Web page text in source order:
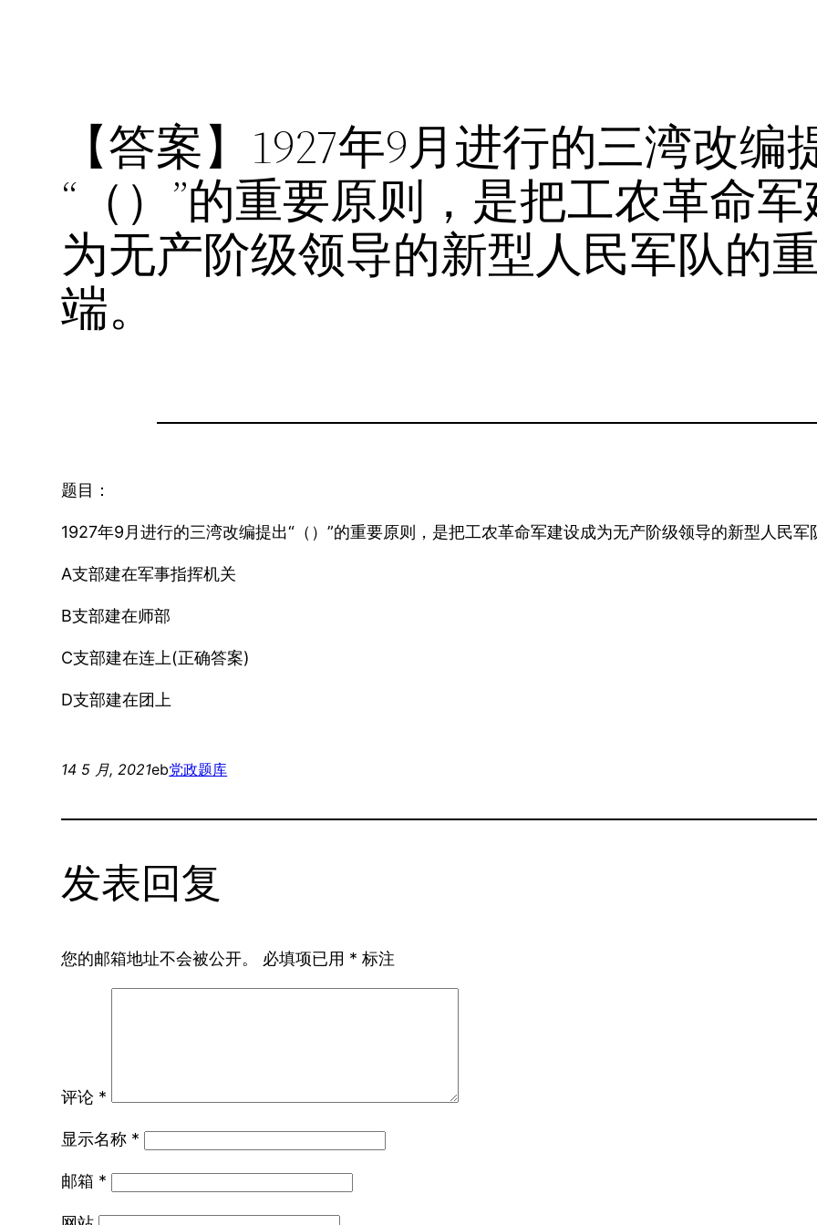
【答案】1927年9月进行的三湾改编
“（）”的重要原则，是把工农革命
为无产阶级领导的新型人民军队的
端。
题目：
1927年9月进行的三湾改编提出“（）”的重要原则，是把工农革命军建设成为无产阶级领导的新型人民军
A支部建在军事指挥机关
B支部建在师部
C支部建在连上(正确答案)
D支部建在团上
14 5 月, 2021eb党政题库
发表回复
您的邮箱地址不会被公开。 必填项已用 * 标注
评论 *
显示名称 *
邮箱 *